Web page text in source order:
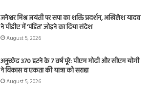
जनेश्वर मिश्र जयंती पर सपा का शक्ति प्रदर्शन, अखिलेश यादव
ने पीडीए में ‘पंडित’ जोड़ने का दिया संदेश
August 5, 2026
अनुच्छेद 370 हटने के 7 वर्ष पूरे: पीएम मोदी और सीएम योगी
ने विकास व एकता की यात्रा को सराहा
August 5, 2026